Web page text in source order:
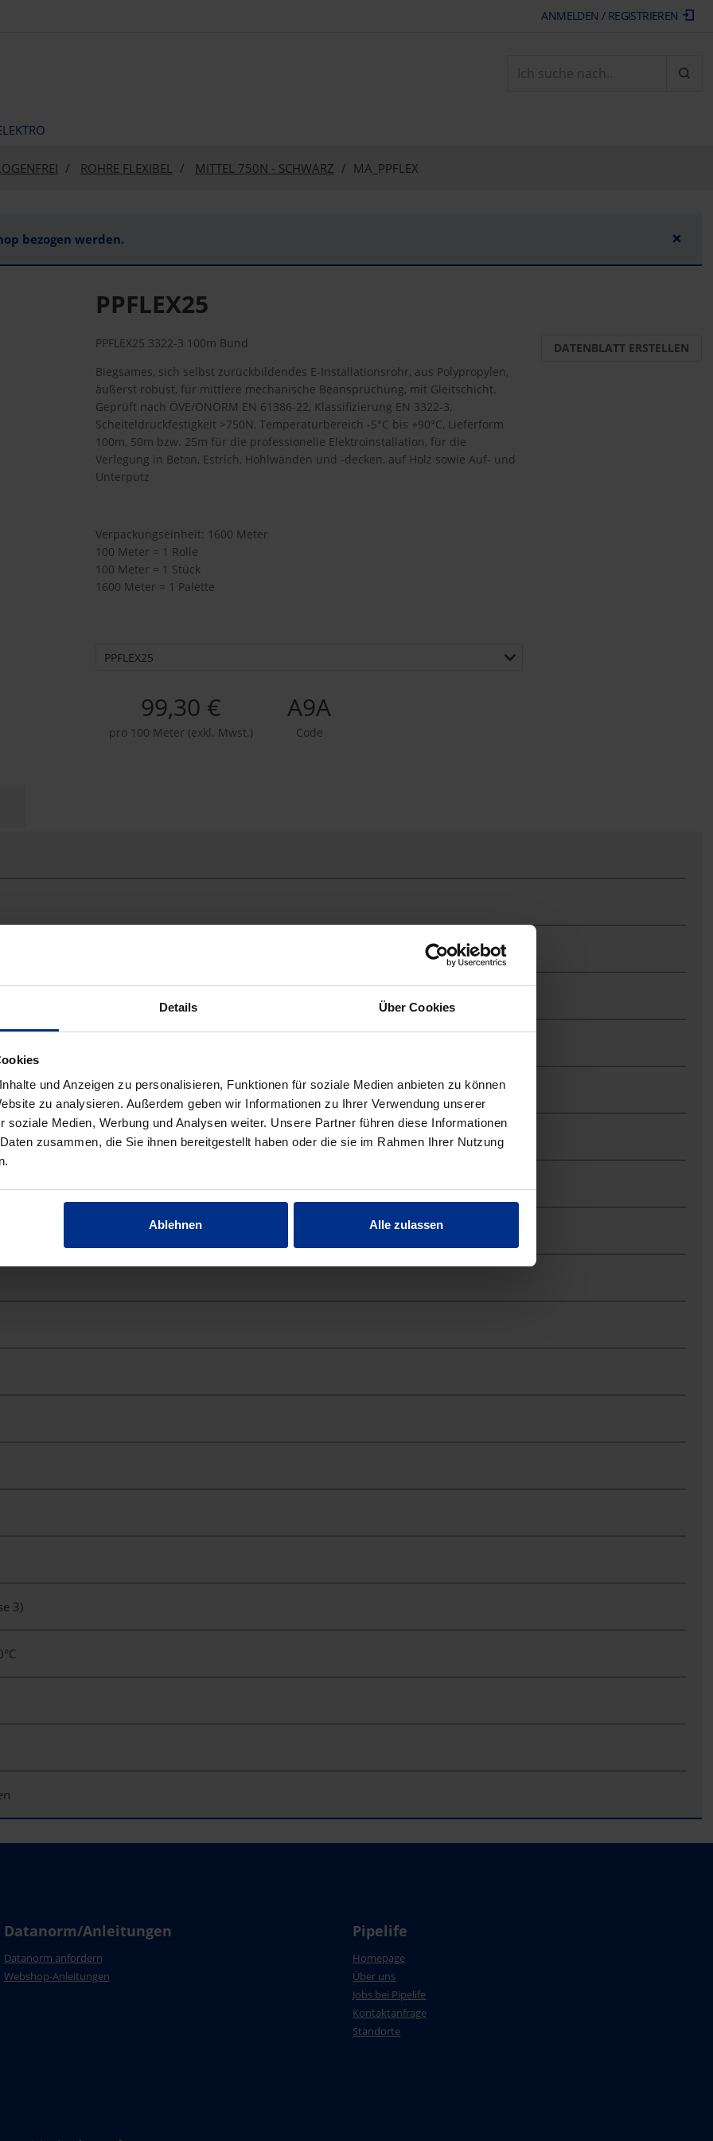
Details Über Cookies
und Anzeigen zu personalisieren, Funktionen für soziale Medien anbieten zu können
zu analysieren. Außerdem geben wir Informationen zu Ihrer Verwendung unserer
soziale Medien, Werbung und Analysen weiter. Unsere Partner führen diese Informationen
zusammen, die Sie ihnen bereitgestellt haben oder die sie im Rahmen Ihrer Nutzung
Ablehnen Alle zulassen
ANMELDEN / REGISTRIEREN
ROHRE FLEXIBEL MITTEL 750N - SCHWARZ MA_PPFLEX
bezogen werden. ×
PPFLEX25
PPFLEX25 3322-3 100m Bund
Biegsames, sich selbst zurückbildendes E-Installationsrohr, aus Polypropylen,
äußerst robust, für mittlere mechanische Beanspruchung, mit Gleitschicht.
Geprüft nach ÖVE/ÖNORM EN 61386-22, Klassifizierung EN 3322-3,
Scheiteldruckfestigkeit >750N, Temperaturbereich -5°C bis +90°C, Lieferform
100m, 50m bzw. 25m für die professionelle Elektroinstallation, für die
Verlegung in Beton, Estrich, Hohlwänden und -decken, auf Holz sowie Auf- und
Unterputz
Verpackungseinheit: 1600 Meter
100 Meter = 1 Rolle
100 Meter = 1 Stück
1600 Meter = 1 Palette
DATENBLATT ERSTELLEN
PPFLEX25
99,30 €
pro 100 Meter (exkl. Mwst.)
A9A
Code
zurückbildend
3)
3)
Datanorm/Anleitungen
Datanorm anfordern
Webshop-Anleitungen
Pipelife
Homepage
Über uns
Jobs bei Pipelife
Kontaktanfrage
Standorte